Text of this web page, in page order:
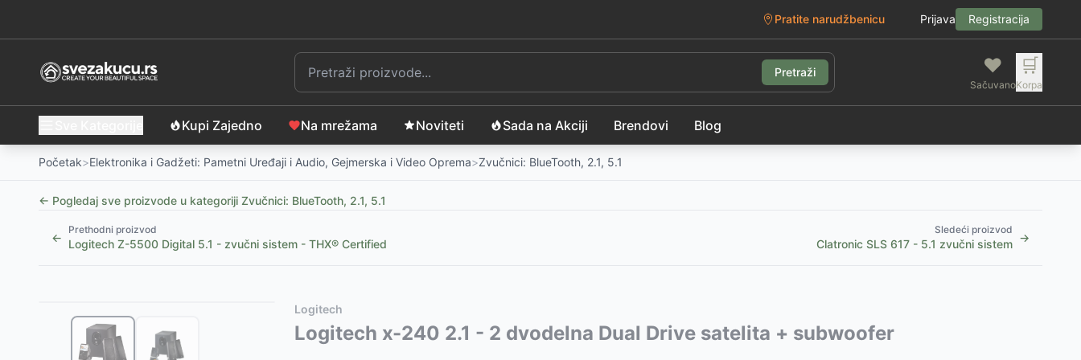
Pratite narudžbenicu Prijava Registracija
Pretraži ❤️
Sačuvano
🛒
Korpa
Kupi Zajedno Na mrežama Noviteti Sada na Akciji Brendovi Blog
Početak>Elektronika i Gadžeti: Pametni Uređaji i Audio, Gejmerska i Video Oprema>Zvučnici: BlueTooth, 2.1, 5.1
← Pogledaj sve proizvode u kategoriji Zvučnici: BlueTooth, 2.1, 5.1
←
Prethodni proizvod
Logitech Z-5500 Digital 5.1 - zvučni sistem - THX® Certified
Sledeći proizvod
Clatronic SLS 617 - 5.1 zvučni sistem →
Bluetooth zvučnik HAEGER Light Boom – Vaša prenosna party stanica-3899RSD
Bluetooth zvučnik 30W PAR200 – Vaša prenosna diskoteka
Ovaj proizvod nije dostupan, pogledajte slične proizvode:
Energy Sistem Urban Box Blue Supernova Bluetooth zvučnik crni M45493
Logitech
Logitech x-240 2.1 - 2 dvodelna Dual Drive satelita + subwoofer